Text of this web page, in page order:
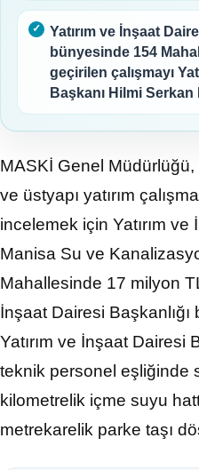
Yatırım ve İnşaat
bünyesinde 154
geçirilen çalışmayı
Başkanı Hilmi Serkan
MASKİ Genel
ve üstyapı yatırım
incelemek için Yatırım
Manisa Su ve
Mahallesinde 17 milyon
İnşaat Dairesi
Yatırım ve İnşaat Dairesi
teknik personel eşliğinde
kilometrelik içme suyu
metrekarelik parke taşı